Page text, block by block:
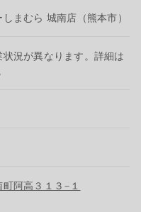
まむら 城南店（熊本市）
況が異なります。詳細は
阿高３１３−１